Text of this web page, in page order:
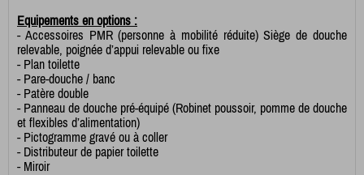
Equipements en options :
- Accessoires PMR (personne à mobilité réduite) Siège de douche
relevable, poignée d’appui relevable ou fixe
- Plan toilette
- Pare-douche / banc
- Patère double
- Panneau de douche pré-équipé (Robinet poussoir, pomme de douche
et flexibles d’alimentation)
- Pictogramme gravé ou à coller
- Distributeur de papier toilette
- Miroir